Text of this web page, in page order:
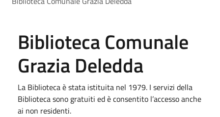
Biblioteca Comunale
Grazia Deledda
La Biblioteca è stata istituita nel 1979. I servizi della
Biblioteca sono gratuiti ed è consentito l’accesso anche
ai non residenti.